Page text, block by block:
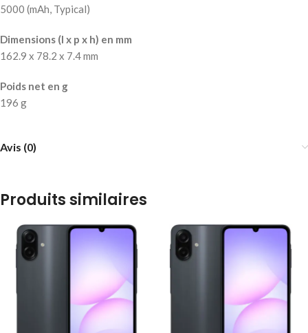
5000 (mAh, Typical)
Dimensions (l x p x h) en mm
162.9 x 78.2 x 7.4 mm
Poids net en g
196 g
Avis (0)
Produits similaires